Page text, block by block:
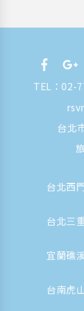
TEL：02-
台北
台北西
台北三
宜蘭礁
台南虎